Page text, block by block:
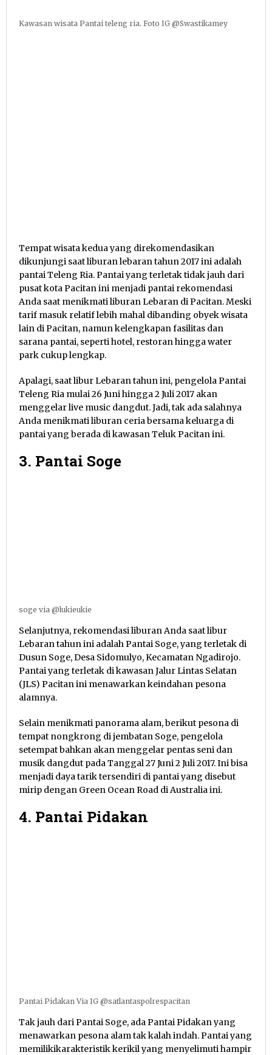
Kawasan wisata Pantai teleng ria. Foto IG @Swastikamey
Tempat wisata kedua yang direkomendasikan
dikunjungi saat liburan lebaran tahun 2017 ini adalah
pantai Teleng Ria. Pantai yang terletak tidak jauh dari
pusat kota Pacitan ini menjadi pantai rekomendasi
Anda saat menikmati liburan Lebaran di Pacitan. Meski
tarif masuk relatif lebih mahal dibanding obyek wisata
lain di Pacitan, namun kelengkapan fasilitas dan
sarana pantai, seperti hotel, restoran hingga water
park cukup lengkap.
Apalagi, saat libur Lebaran tahun ini, pengelola Pantai
Teleng Ria mulai 26 Juni hingga 2 Juli 2017 akan
menggelar live music dangdut. Jadi, tak ada salahnya
Anda menikmati liburan ceria bersama keluarga di
pantai yang berada di kawasan Teluk Pacitan ini.
3. Pantai Soge
soge via @lukieukie
Selanjutnya, rekomendasi liburan Anda saat libur
Lebaran tahun ini adalah Pantai Soge, yang terletak di
Dusun Soge, Desa Sidomulyo, Kecamatan Ngadirojo.
Pantai yang terletak di kawasan Jalur Lintas Selatan
(JLS) Pacitan ini menawarkan keindahan pesona
alamnya.
Selain menikmati panorama alam, berikut pesona di
tempat nongkrong di jembatan Soge, pengelola
setempat bahkan akan menggelar pentas seni dan
musik dangdut pada Tanggal 27 Juni 2 Juli 2017. Ini bisa
menjadi daya tarik tersendiri di pantai yang disebut
mirip dengan Green Ocean Road di Australia ini.
4. Pantai Pidakan
Pantai Pidakan Via IG @satlantaspolrespacitan
Tak jauh dari Pantai Soge, ada Pantai Pidakan yang
menawarkan pesona alam tak kalah indah. Pantai yang
memilikikarakteristik kerikil yang menyelimuti hampir